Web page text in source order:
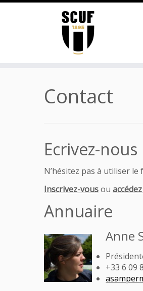
Passer
Contact
Ecrivez-nous
N’hésitez pas à utiliser
Inscrivez-vousou
Annuaire
Anne
+33 6 09